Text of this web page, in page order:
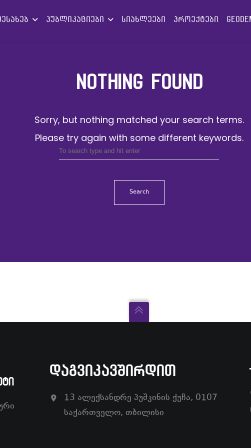
პუბლიკაციები სიახლეები პროექტები
NOTHING FOUND
Sorry, but nothing matched your search terms.
Please try again with some different keywords.
Search
ᲓᲐᲒᲕᲘᲙᲐᲕᲨᲘᲠᲓᲘᲗ
13 ალექსანდრე პუშკინის ქუჩა, 0107
საქართველო, თბილისი